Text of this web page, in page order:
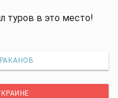
туров в это место!